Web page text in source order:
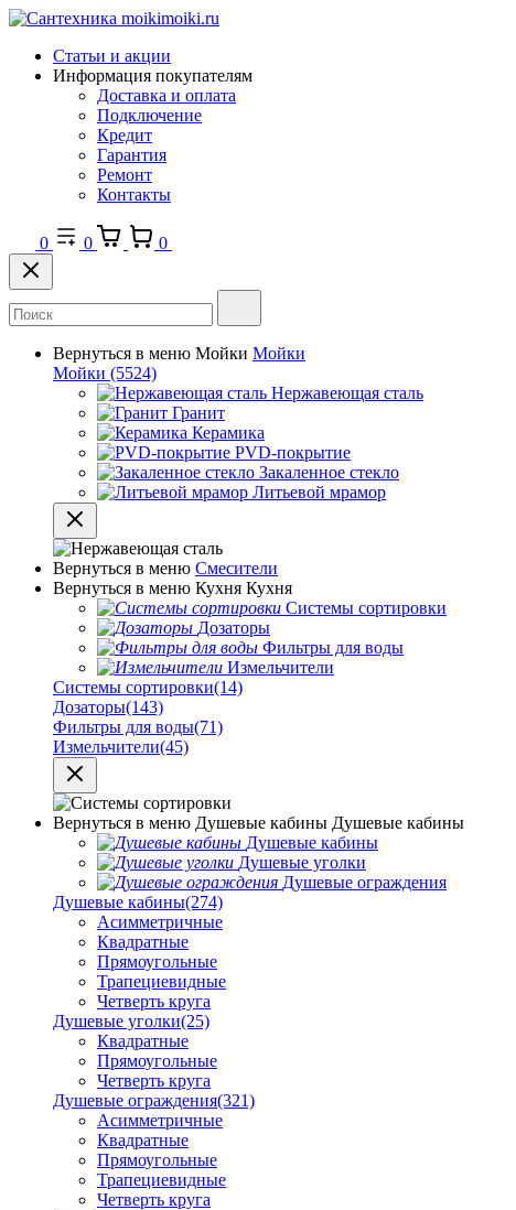
Статьи и акции
Информация покупателям
Доставка и оплата
Подключение
Кредит
Гарантия
Ремонт
Контакты
0 0 0
Вернуться в меню Мойки Мойки
Мойки (5524)
Нержавеющая сталь
Гранит
Керамика
PVD-покрытие
Закаленное стекло
Литьевой мрамор
Вернуться в меню Смесители
Вернуться в меню Кухня Кухня
Системы сортировки
Дозаторы
Фильтры для воды
Измельчители
Системы сортировки(14)
Дозаторы(143)
Фильтры для воды(71)
Измельчители(45)
Вернуться в меню Душевые кабины Душевые кабины
Душевые кабины
Душевые уголки
Душевые ограждения
Душевые кабины(274)
Асимметричные
Квадратные
Прямоугольные
Трапециевидные
Четверть круга
Душевые уголки(25)
Квадратные
Прямоугольные
Четверть круга
Душевые ограждения(321)
Асимметричные
Квадратные
Прямоугольные
Трапециевидные
Четверть круга